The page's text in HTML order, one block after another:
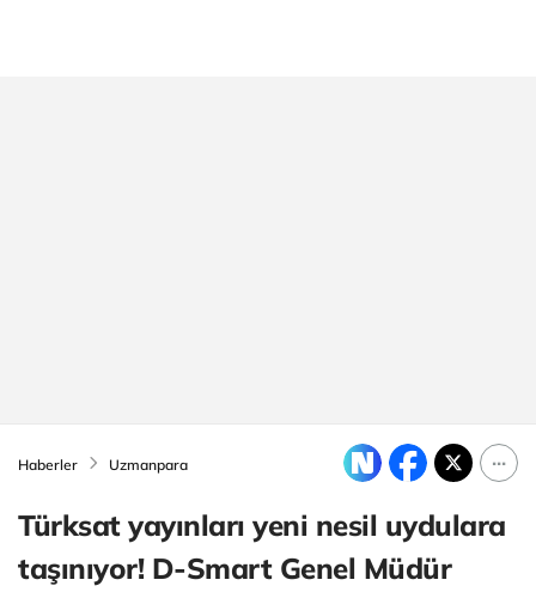
Haberler Uzmanpara
Türksat yayınları yeni nesil uydulara
taşınıyor! D-Smart Genel Müdür